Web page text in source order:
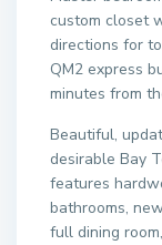
custom closet
directions for
QM2 express
minutes from
Beautiful,
desirable Bay
features
bathrooms,
full dining